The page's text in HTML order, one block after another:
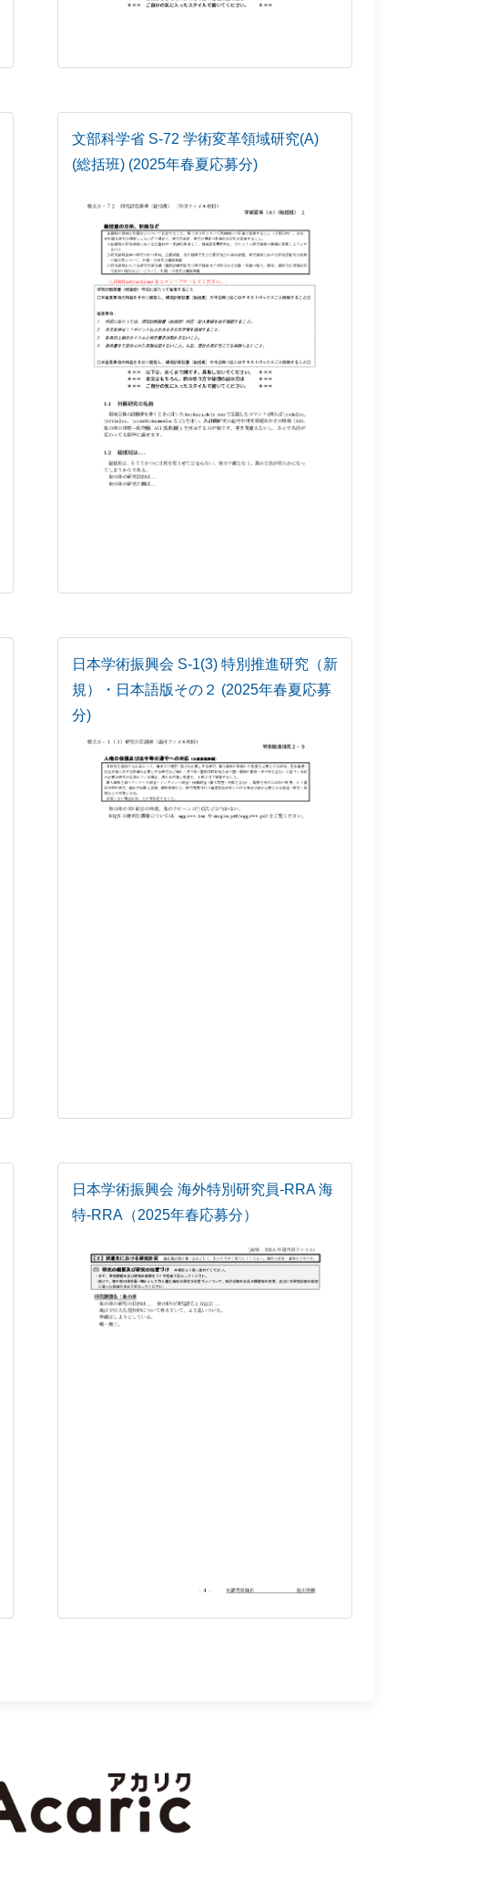
文部科学省 S-72 学術変革領域研究(A)
(総括班) (2025年春夏応募分)
日本学術振興会 S-1(3) 特別推進研究（新
規）・日本語版その２ (2025年春夏応募
分)
日本学術振興会 海外特別研究員-RRA 海
特-RRA（2025年春応募分）